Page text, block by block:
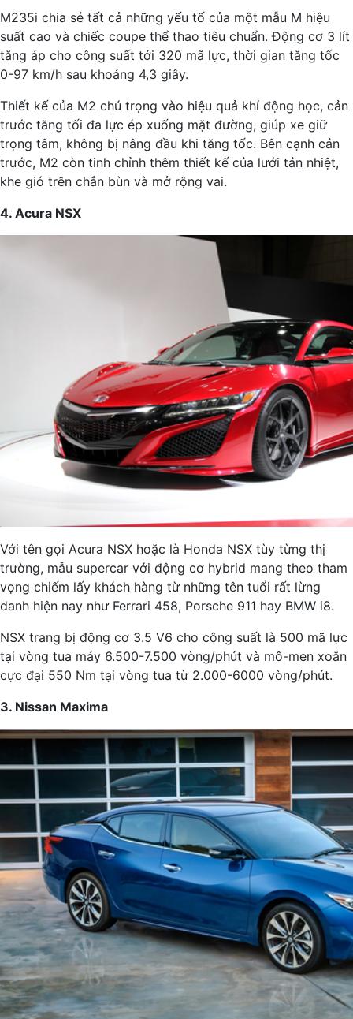
M235i chia sẻ tất cả những yếu tố của một mẫu M hiệu
suất cao và chiếc coupe thể thao tiêu chuẩn. Động cơ 3 lít
tăng áp cho công suất tới 320 mã lực, thời gian tăng tốc
0-97 km/h sau khoảng 4,3 giây.
Thiết kế của M2 chú trọng vào hiệu quả khí động học, cản
trước tăng tối đa lực ép xuống mặt đường, giúp xe giữ
trọng tâm, không bị nâng đầu khi tăng tốc. Bên cạnh cản
trước, M2 còn tinh chỉnh thêm thiết kế của lưới tản nhiệt,
khe gió trên chắn bùn và mở rộng vai.
4. Acura NSX
Với tên gọi Acura NSX hoặc là Honda NSX tùy từng thị
trường, mẫu supercar với động cơ hybrid mang theo tham
vọng chiếm lấy khách hàng từ những tên tuổi rất lừng
danh hiện nay như Ferrari 458, Porsche 911 hay BMW i8.
NSX trang bị động cơ 3.5 V6 cho công suất là 500 mã lực
tại vòng tua máy 6.500-7.500 vòng/phút và mô-men xoắn
cực đại 550 Nm tại vòng tua từ 2.000-6000 vòng/phút.
3. Nissan Maxima